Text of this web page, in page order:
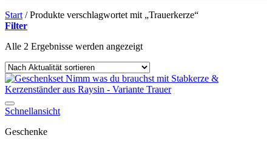
Start /Produkte verschlagwortet mit „Trauerkerze“
Filter
Alle 2 Ergebnisse werden angezeigtNach
sortiert
Schnellansicht
Geschenke